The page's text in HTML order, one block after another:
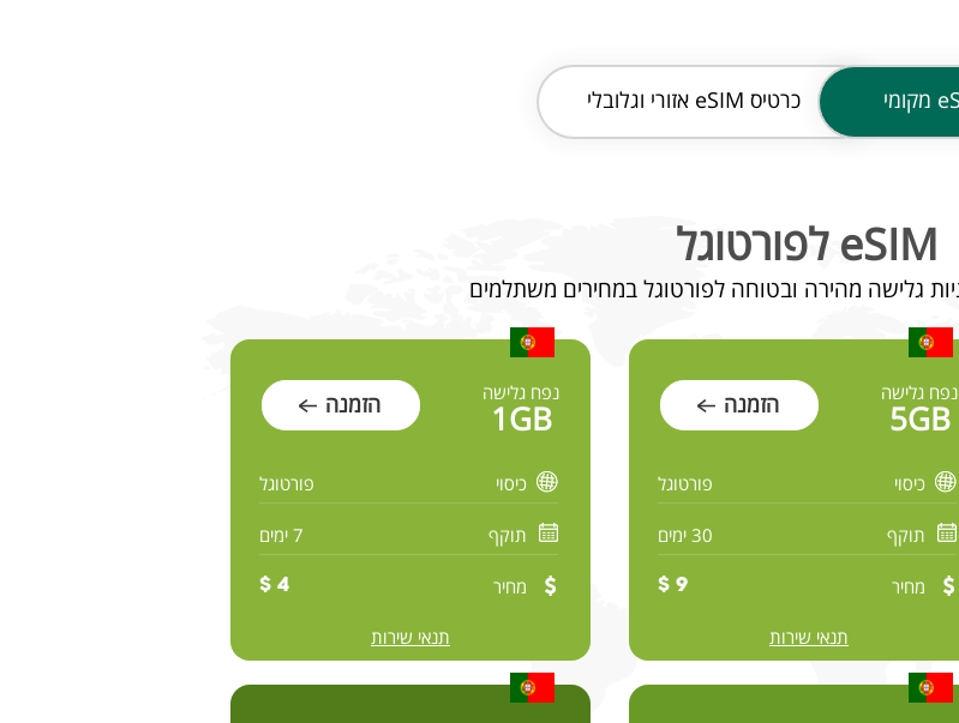
כרטיס
eSIM לפורטוגל
נפח גלישה
5GB הזמנה
כיסוי פורטוגל
תוקף 30 ימים
מחיר 9 $
תנאי שירות
נפח גלישה
1GB הזמנה
כיסוי פורטוגל
תוקף 7 ימים
מחיר 4 $
תנאי שירות